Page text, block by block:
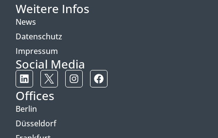
Weitere Infos
News
Datenschutz
Impressum
Social Media
Offices
Berlin
Düsseldorf